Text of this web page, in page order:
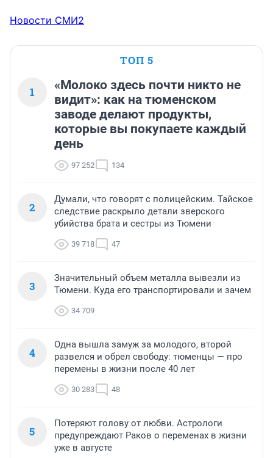
Новости СМИ2
ТОП 5
1
«Молоко здесь почти никто не
видит»: как на тюменском
заводе делают продукты,
которые вы покупаете каждый
день
97 252 134
2
Думали, что говорят с полицейским. Тайское
следствие раскрыло детали зверского
убийства брата и сестры из Тюмени
39 718 47
3
Значительный объем металла вывезли из
Тюмени. Куда его транспортировали и зачем
34 709
4
Одна вышла замуж за молодого, второй
развелся и обрел свободу: тюменцы — про
перемены в жизни после 40 лет
30 283 48
5
Потеряют голову от любви. Астрологи
предупреждают Раков о переменах в жизни
уже в августе